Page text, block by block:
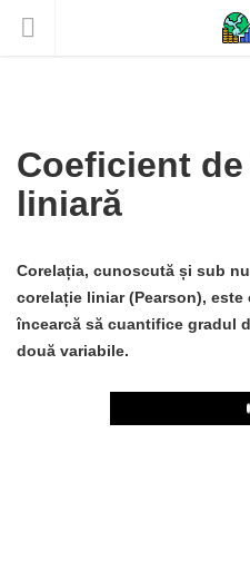
Coeficient
liniară
Corelația, cunoscută și sub
corelație liniar (Pearson), este
încearcă să cuantifice gradul
două variabile.